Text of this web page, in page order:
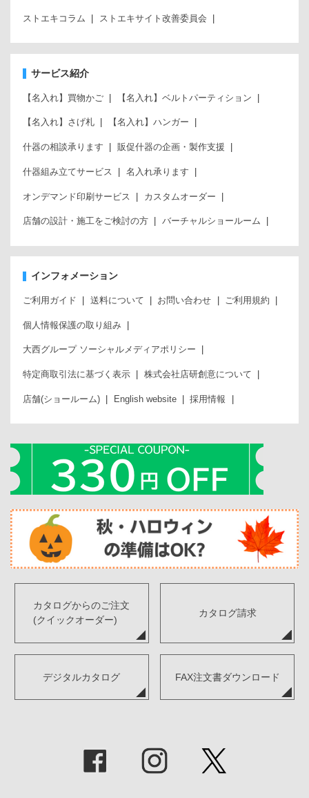
ストエキコラム ストエキサイト改善委員会
サービス紹介
【名入れ】買物かご 【名入れ】ベルトパーティション
【名入れ】さげ札 【名入れ】ハンガー
什器の相談承ります 販促什器の企画・製作支援
什器組み立てサービス 名入れ承ります
オンデマンド印刷サービス カスタムオーダー
店舗の設計・施工をご検討の方 バーチャルショールーム
インフォメーション
ご利用ガイド 送料について お問い合わせ ご利用規約
個人情報保護の取り組み
大西グループ ソーシャルメディアポリシー
特定商取引法に基づく表示 株式会社店研創意について
店舗(ショールーム) English website 採用情報
カタログからのご注文
(クイックオーダー)
カタログ請求
デジタルカタログ FAX注文書ダウンロード